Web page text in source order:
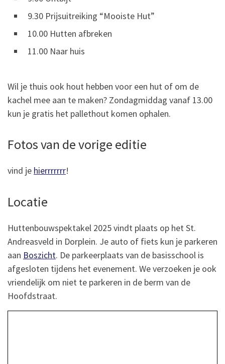
9.30 Prijsuitreiking “Mooiste Hut”
10.00 Hutten afbreken
11.00 Naar huis
Wil je thuis ook hout hebben voor een hut of om de
kachel mee aan te maken? Zondagmiddag vanaf 13.00
kun je gratis het pallethout komen ophalen.
Fotos van de vorige editie
vind je hierrrrrrr!
Locatie
Huttenbouwspektakel 2025 vindt plaats op het St.
Andreasveld in Dorplein. Je auto of fiets kun je parkeren
aan Boszicht. De parkeerplaats van de basisschool is
afgesloten tijdens het evenement. We verzoeken je ook
vriendelijk om niet te parkeren in de berm van de
Hoofdstraat.